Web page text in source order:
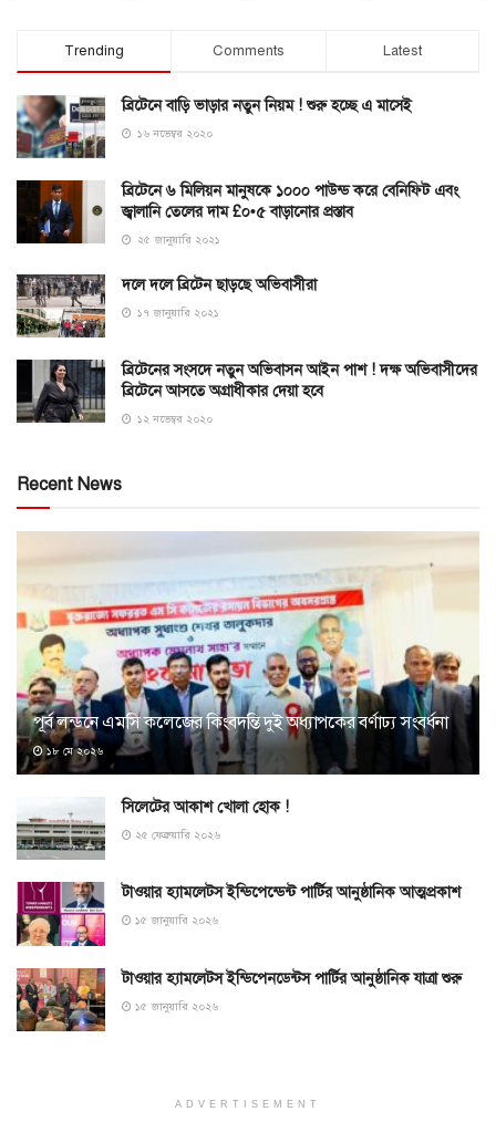
Trending Comments Latest
ব্রিটেনে বাড়ি ভাড়ার নতুন নিয়ম ! শুরু হচ্ছে এ মাসেই
১৬ নভেম্বর ২০২০
ব্রিটেনে ৬ মিলিয়ন মানুষকে ১০০০ পাউন্ড করে বেনিফিট এবং
জ্বালানি তেলের দাম £০•৫ বাড়ানোর প্রস্তাব
২৫ জানুয়ারি ২০২১
দলে দলে ব্রিটেন ছাড়ছে অভিবাসীরা
১৭ জানুয়ারি ২০২১
ব্রিটেনের সংসদে নতুন অভিবাসন আইন পাশ ! দক্ষ অভিবাসীদের
ব্রিটেনে আসতে অগ্রাধীকার দেয়া হবে
১২ নভেম্বর ২০২০
Recent News
পূর্ব লন্ডনে এমসি কলেজের কিংবদন্তি দুই অধ্যাপকের বর্ণাঢ্য সংবর্ধনা
১৮ মে ২০২৬
সিলেটের আকাশ খোলা হোক !
২৫ ফেব্রুয়ারি ২০২৬
টাওয়ার হ্যামলেটস ইন্ডিপেন্ডেন্ট পার্টির আনুষ্ঠানিক আত্মপ্রকাশ
১৫ জানুয়ারি ২০২৬
টাওয়ার হ্যামলেটস ইন্ডিপেনডেন্টস পার্টির আনুষ্ঠানিক যাত্রা শুরু
১৫ জানুয়ারি ২০২৬
ADVERTISEMENT